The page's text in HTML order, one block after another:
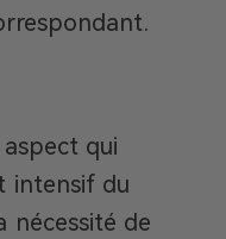
qui
intensif du
nécessité de